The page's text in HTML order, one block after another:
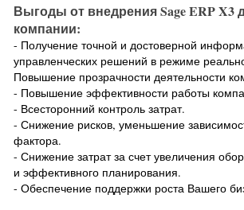
Выгоды от внедрения Sage ERP X3
компании:
- Получение точной и достоверной
управленческих решений в режиме
Повышение прозрачности деятельности
- Повышение эффективности работы
- Всесторонний контроль затрат.
- Снижение рисков, уменьшение
фактора.
- Снижение затрат за счет увеличения
и эффективного планирования.
- Обеспечение поддержки роста Вашего